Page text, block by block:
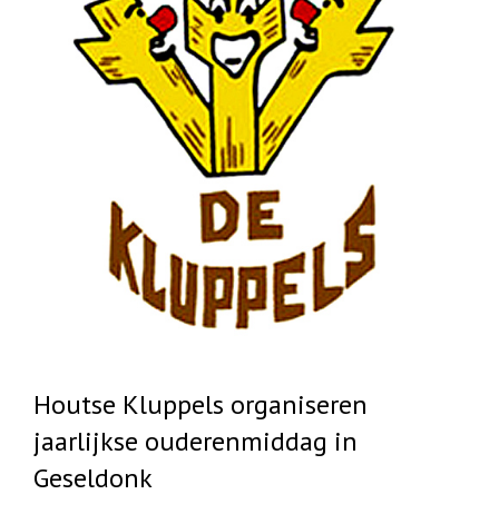
Houtse Kluppels organiseren
jaarlijkse ouderenmiddag in
Geseldonk